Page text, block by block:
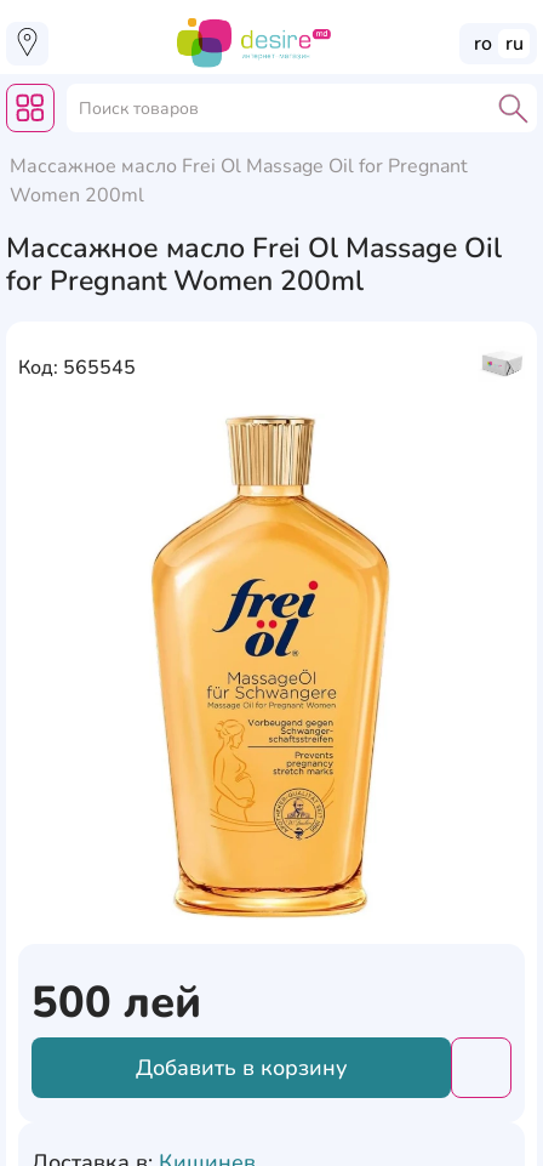
ro ru
Массажное масло Frei Ol Massage Oil for Pregnant
Women 200ml
Массажное масло Frei Ol Massage Oil
for Pregnant Women 200ml
Код: 565545
500 лей
Добавить в корзину